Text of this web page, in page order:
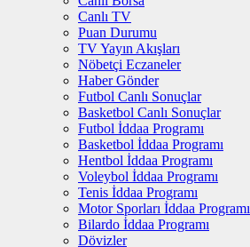
Canlı TV
Puan Durumu
TV Yayın Akışları
Nöbetçi Eczaneler
Haber Gönder
Futbol Canlı Sonuçlar
Basketbol Canlı Sonuçlar
Futbol İddaa Programı
Basketbol İddaa Programı
Hentbol İddaa Programı
Voleybol İddaa Programı
Tenis İddaa Programı
Motor Sporları İddaa Programı
Bilardo İddaa Programı
Dövizler